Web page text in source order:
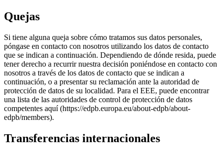
Quejas
Si tiene alguna queja sobre cómo tratamos sus datos personales,
póngase en contacto con nosotros utilizando los datos de contacto
que se indican a continuación. Dependiendo de dónde resida, puede
tener derecho a recurrir nuestra decisión poniéndose en contacto con
nosotros a través de los datos de contacto que se indican a
continuación, o a presentar su reclamación ante la autoridad de
protección de datos de su localidad. Para el EEE, puede encontrar
una lista de las autoridades de control de protección de datos
competentes aquí (https://edpb.europa.eu/about-edpb/about-
edpb/members).
Transferencias internacionales